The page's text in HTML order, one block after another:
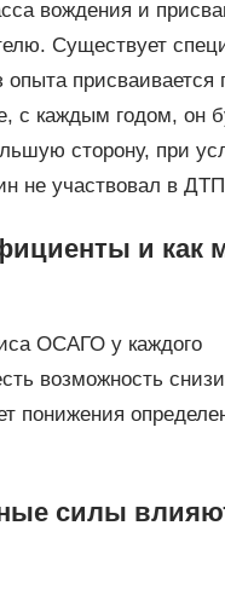
вождения и
Существует
присваивается
с каждым годом, он
сторону, при
не участвовал в
и как
ОСАГО у каждого
возможность
понижения
силы